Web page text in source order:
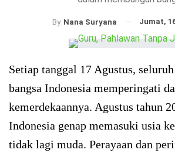
By Nana Suryana Jumat,
Setiap tanggal 17 Agustus,
bangsa Indonesia memperingati
kemerdekaannya. Agustus tahun
Indonesia genap memasuki usia
tidak lagi muda. Perayaan dan